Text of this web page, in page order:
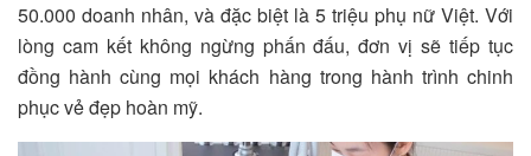
50.000 doanh nhân, và đặc biệt là 5 triệu phụ nữ Việt. Với
lòng cam kết không ngừng phấn đấu, đơn vị sẽ tiếp tục
đồng hành cùng mọi khách hàng trong hành trình chinh
phục vẻ đẹp hoàn mỹ.